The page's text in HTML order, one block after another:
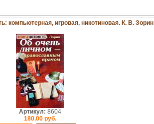
компьютерная, игровая, никотиновая. К. В. Зорин
Артикул: 8604
180.00 руб.